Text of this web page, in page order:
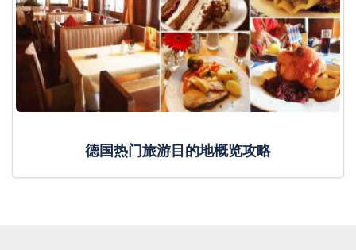
德国热门旅游目的地概览攻略